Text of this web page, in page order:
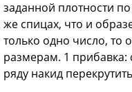
заданной плотности
же спицах, что и
только одно число, то
размерам. 1 прибавка:
ряду накид